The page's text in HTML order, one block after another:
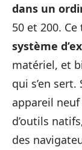
dans un
50 et 200.
système
matériel, et
qui s’en sert.
appareil
d’outils
des